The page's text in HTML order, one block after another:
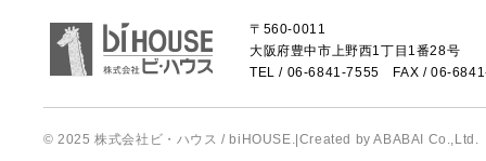
2023年04月 (2)
2023年03月 (3)
2023年02月 (2)
〒560-0011
大阪府豊中市上野西1丁目1番28号
TEL / 06-6841-7555 FAX / 06-
© 2025 株式会社ビ・ハウス / biHOUSE. Created byABABAI Co.,Ltd.